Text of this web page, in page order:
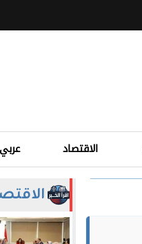
الاقتصاد